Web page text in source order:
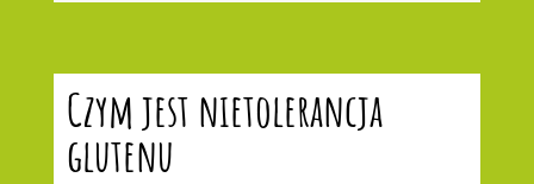
Czym jest nietolerancja
glutenu